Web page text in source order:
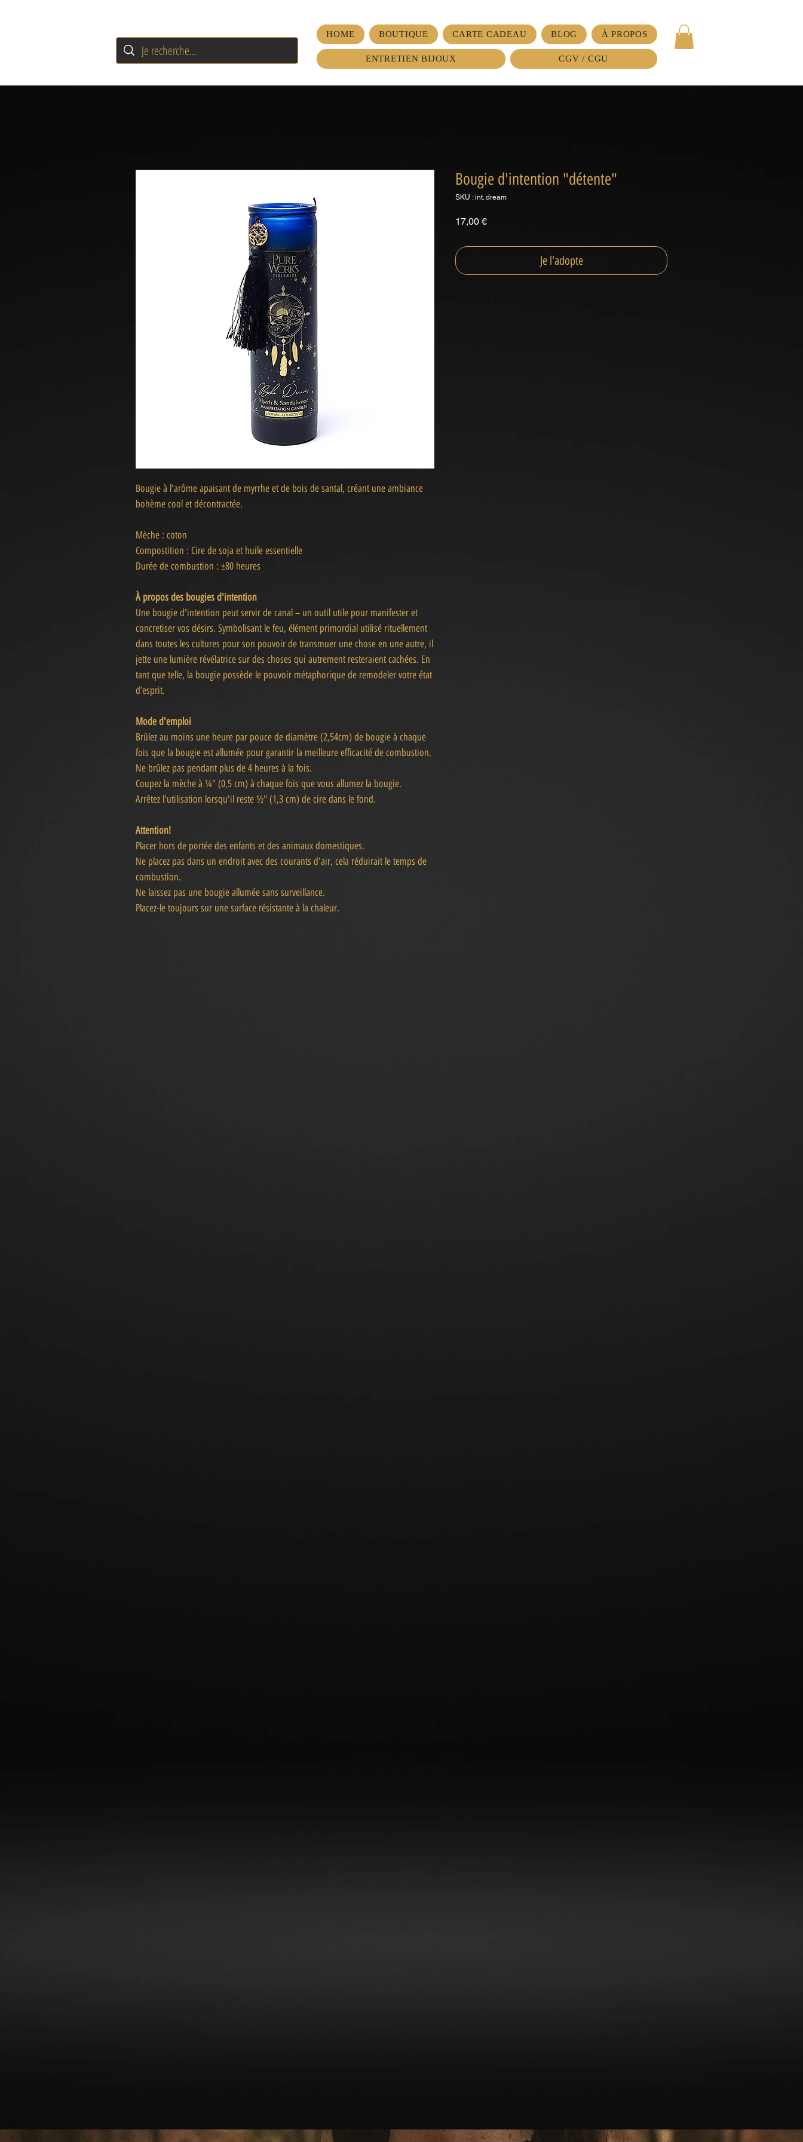
HOME BOUTIQUE CARTE CADEAU BLOG À PROPOS
ENTRETIEN BIJOUX CGV / CGU
Bougie à l'arôme apaisant de myrrhe et de bois de santal, créant une ambiance
bohème cool et décontractée.
Mèche : coton
Compostition : Cire de soja et huile essentielle
Durée de combustion : ±80 heures
À propos des bougies d'intention
Une bougie d'intention peut servir de canal – un outil utile pour manifester et
concretiser vos désirs. Symbolisant le feu, élément primordial utilisé rituellement
dans toutes les cultures pour son pouvoir de transmuer une chose en une autre, il
jette une lumière révélatrice sur des choses qui autrement resteraient cachées. En
tant que telle, la bougie possède le pouvoir métaphorique de remodeler votre état
d’esprit.
Mode d'emploi
Brûlez au moins une heure par pouce de diamètre (2,54cm) de bougie à chaque
fois que la bougie est allumée pour garantir la meilleure efficacité de combustion.
Ne brûlez pas pendant plus de 4 heures à la fois.
Coupez la mèche à ¼" (0,5 cm) à chaque fois que vous allumez la bougie.
Arrêtez l'utilisation lorsqu'il reste ½" (1,3 cm) de cire dans le fond.
Attention!
Placer hors de portée des enfants et des animaux domestiques.
Ne placez pas dans un endroit avec des courants d'air, cela réduirait le temps de
combustion.
Ne laissez pas une bougie allumée sans surveillance.
Placez-le toujours sur une surface résistante à la chaleur.
Bougie d'intention "détente"
SKU : int. dream
17,00 €Prix
Je l'adopte